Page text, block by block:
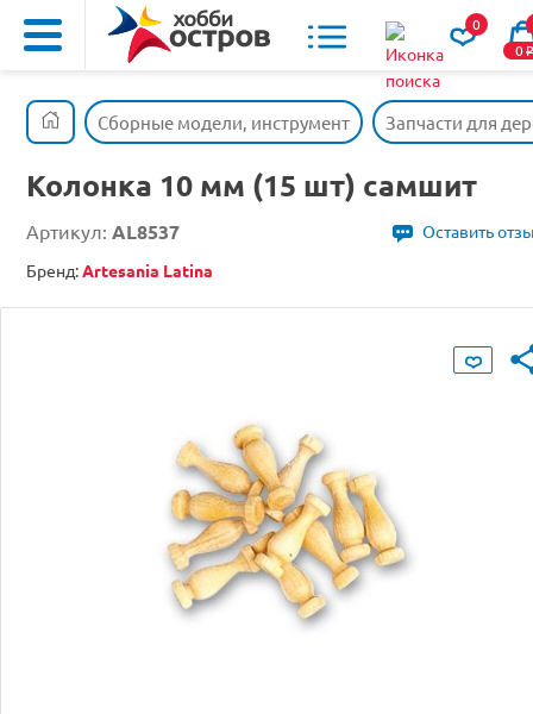
0
0o
Сборные модели, инструмент Запчасти для
Колонка 10 мм (15 шт) самшит
Артикул: AL8537
Оставить
Бренд:Artesania Latina